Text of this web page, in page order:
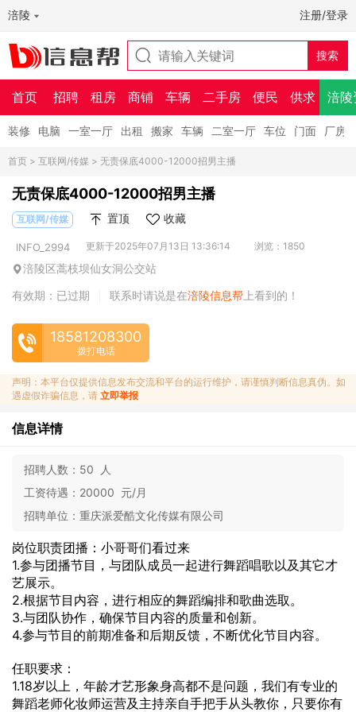
涪陵 注册/登录
首页 招聘 租房 商铺 车辆 二手房 便民 供求 涪陵
装修 电脑 一室一厅 出租 搬家 车辆 二室一厅 车位 门面 厂房
首页 > 互联网/传媒 > 无责保底4000-12000招男主播
无责保底4000-12000招男主播
互联网/传媒 置顶 收藏
INFO_2994 更新于2025年07月13日 13:36:14 浏览：1850
涪陵区蒿枝坝仙女洞公交站
有效期：已过期
联系时请说是在涪陵信息帮 上看到的！
18581208300
拨打电话
声明：本平台仅提供信息发布交流和平台的运行维护，请谨慎判断信息真伪。如
遇虚假诈骗信息，请 立即举报
信息详情
招聘人数： 50 人
工资待遇： 20000 元/月
招聘单位： 重庆派爱酷文化传媒有限公司
岗位职责团播：小哥哥们看过来
1.参与团播节目，与团队成员一起进行舞蹈唱歌以及其它才
艺展示。
2.根据节目内容，进行相应的舞蹈编排和歌曲选取。
3.与团队协作，确保节目内容的质量和创新。
4.参与节目的前期准备和后期反馈，不断优化节目内容。
任职要求：
1.18岁以上，年龄才艺形象身高都不是问题，我们有专业的
舞蹈老师化妆师运营及主持亲自手把手从头教你，只要你有